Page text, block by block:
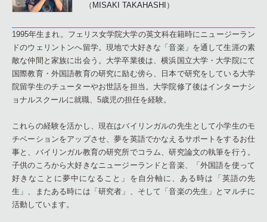
（MISAKI TAKAHASHI）
1995年生まれ。フェリス女学院大学の英文科在籍時にニュージーラン
ドのウェリントンへ留学。現地で大好きな「音楽」を通して生涯の素
敵な仲間と家族に出会う。大学卒業後は、横浜国立大学・大学院にて
国際教育・外国語教育の研究に励む傍ら、日本で研究をしている大学
院留学生のチューターやお世話を担当。大学院修了後はインターナシ
ョナルスクールに就職、5歳児の担任を経験。
これらの経験を活かし、現在はバイリンガルの先生として小学生のモ
チベーションをアップさせ、夢を英語でかなえるサポートをするお仕
事と、バイリンガル教育の研究所でコラム、研究論文の執筆を行う。
子供のころから大好きなニュージーランドと音楽、「外国語を使って
好きなことに夢中になること」を自分軸に、ある時は「英語の先
生」、またある時には「研究者」、そして「音楽の先生」とマルチに
活動しています。